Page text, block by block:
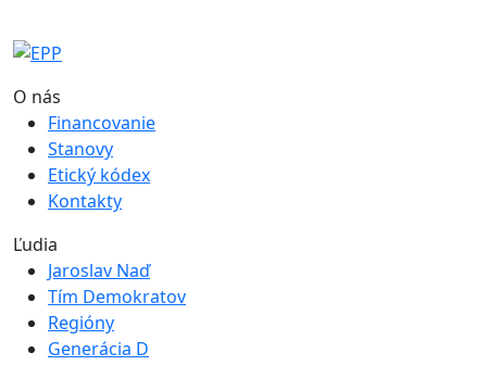
O nás
Financovanie
Stanovy
Etický kódex
Kontakty
Ľudia
Jaroslav Naď
Tím Demokratov
Regióny
Generácia D